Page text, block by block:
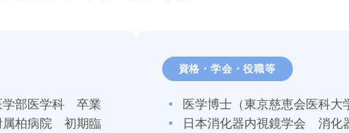
学部医学科 卒業
属柏病院 初期臨
資格・学会・役職等
医学博士（東京慈恵会医科大
日本消化器内視鏡学会 消化